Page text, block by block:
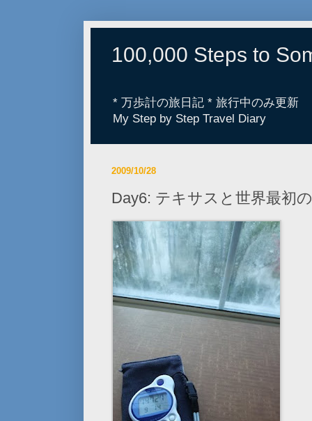
100,000 Steps to
* 万歩計の旅日記 * 旅行中のみ更新
My Step by Step Travel Diary
2009/10/28
Day6: テキサスと世界最初